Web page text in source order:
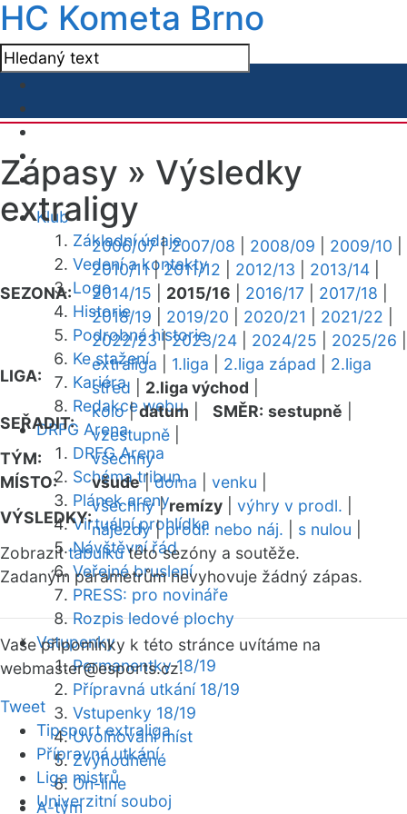
HC Kometa Brno
Klub
Základní údaje
Vedení a kontakty
Logo
Historie
Podrobná historie
Ke stažení
Kariéra
Redakce webu
DRFG Arena
DRFG Arena
Schéma tribun
Plánek areny
Virtuální prohlídka
Návštěvní řád
Veřejné bruslení
PRESS: pro novináře
Rozpis ledové plochy
Vstupenky
Permanentky 18/19
Přípravná utkání 18/19
Vstupenky 18/19
Uvolňování míst
Zvýhodněné
On-line
A-tým
Zápasy » Výsledky
extraligy
SEZONA:
2006/07|2007/08 2008/09 2009/10
2010/11|2011/12 2012/13 2013/14
2014/15
2015/16 2016/17 2017/18
2018/19
2019/20 2020/21 2021/22
2022/23|2023/24 2024/25 2025/26
LIGA:
extraliga 1.liga 2.liga západ
2.liga
střed
2.liga východ
SEŘADIT:
kolo|datum SMĚR: sestupně
vzestupně
TÝM:
všechny
MÍSTO:
všude|doma venku
VÝSLEDKY:
všechny|remízy výhry v prodl.
nájezdy|prodl. nebo náj. s nulou
Zobrazittabulkutéto sezóny a soutěže.
Zadaným parametrům nevyhovuje žádný zápas.
Vaše připomínky k této stránce uvítáme na
webmaster@esports.cz.
Tweet
Tipsport extraliga
Přípravná utkání
Liga mistrů
Univerzitní souboj